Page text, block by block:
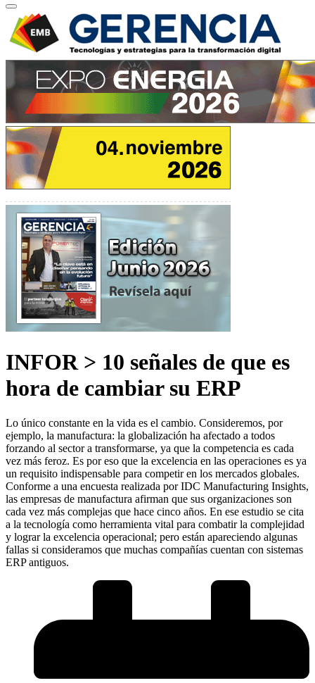
INFOR > 10 señales de que es
hora de cambiar su ERP
Lo único constante en la vida es el cambio. Consideremos, por
ejemplo, la manufactura: la globalización ha afectado a todos
forzando al sector a transformarse, ya que la competencia es cada
vez más feroz. Es por eso que la excelencia en las operaciones es ya
un requisito indispensable para competir en los mercados globales.
Conforme a una encuesta realizada por IDC Manufacturing Insights,
las empresas de manufactura afirman que sus organizaciones son
cada vez más complejas que hace cinco años. En ese estudio se cita
a la tecnología como herramienta vital para combatir la complejidad
y lograr la excelencia operacional; pero están apareciendo algunas
fallas si consideramos que muchas compañías cuentan con sistemas
ERP antiguos.